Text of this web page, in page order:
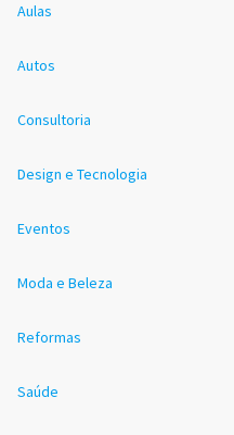
Aulas
Autos
Consultoria
Design e Tecnologia
Eventos
Moda e Beleza
Reformas
Saúde